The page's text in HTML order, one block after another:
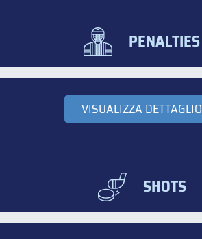
PENALTIES
VISUALIZZA DETTAGLIO
SHOTS